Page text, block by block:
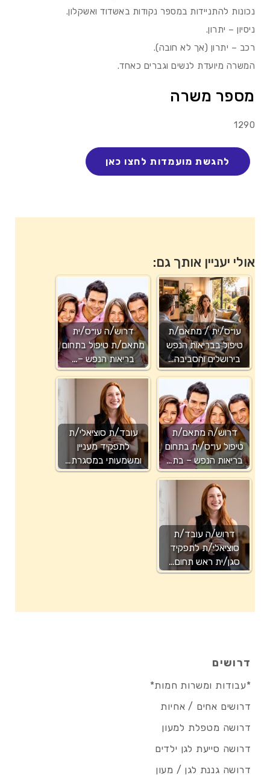
נכונות להתניידות במספר נקודות באשדוד ואשקלון.
ניסיון – יתרון.
רכב – יתרון (אך לא חובה).
המשרה מיועדת לנשים וגברים כאחד.
מספר משרה
1290
אולי יעניין אותך גם:
עו״ס/ית / מתאם/ת
טיפול בבריאות הנפש
בירושלים והסביבה…
דרוש/ה עו״ס/ית
מתאם/ת טיפול בתחום
בריאות הנפש –…
דרוש/ה מתאם/ת
טיפול עו״ס/ית בתחום
בריאות הנפש – בת…
עובד/ת סוציאלי/ת
לתפקיד מעניין
ומשמעותי במסגרת…
דרוש/ה עובד/ת
סוציאלי/ת לתפקיד
סגן/ית ראש תחום…
דרושים
*עבודות ומשרות חמות*
דרושים אחים / אחיות
דרושה מטפלת למעון
דרושה סייעת לגן ילדים
דרושה גננת לגן / מעון